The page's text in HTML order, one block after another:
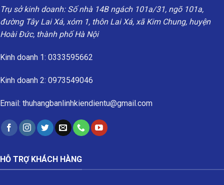
Trụ sở kinh doanh: Số nhà 14B ngách 101a/31, ngõ 101a,
đường Tây Lai Xá, xóm 1, thôn Lai Xá, xã Kim Chung, huyện
Hoài Đức, thành phố Hà Nội
Kinh doanh 1: 0333595662
Kinh doanh 2: 0973549046
Email: thuhangbanlinhkiendientu@gmail.com
HỖ TRỢ KHÁCH HÀNG